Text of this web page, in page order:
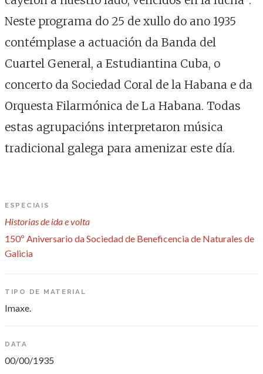
Neste programa do 25 de xullo do ano 1935
contémplase a actuación da Banda del
Cuartel General, a Estudiantina Cuba, o
concerto da Sociedad Coral de la Habana e da
Orquesta Filarmónica de La Habana. Todas
estas agrupacións interpretaron música
tradicional galega para amenizar este día.
ESPECIAIS
Historias de ida e volta
150º Aniversario da Sociedad de Beneficencia de Naturales de
Galicia
TIPO DE MATERIAL
Imaxe.
DATA
00/00/1935